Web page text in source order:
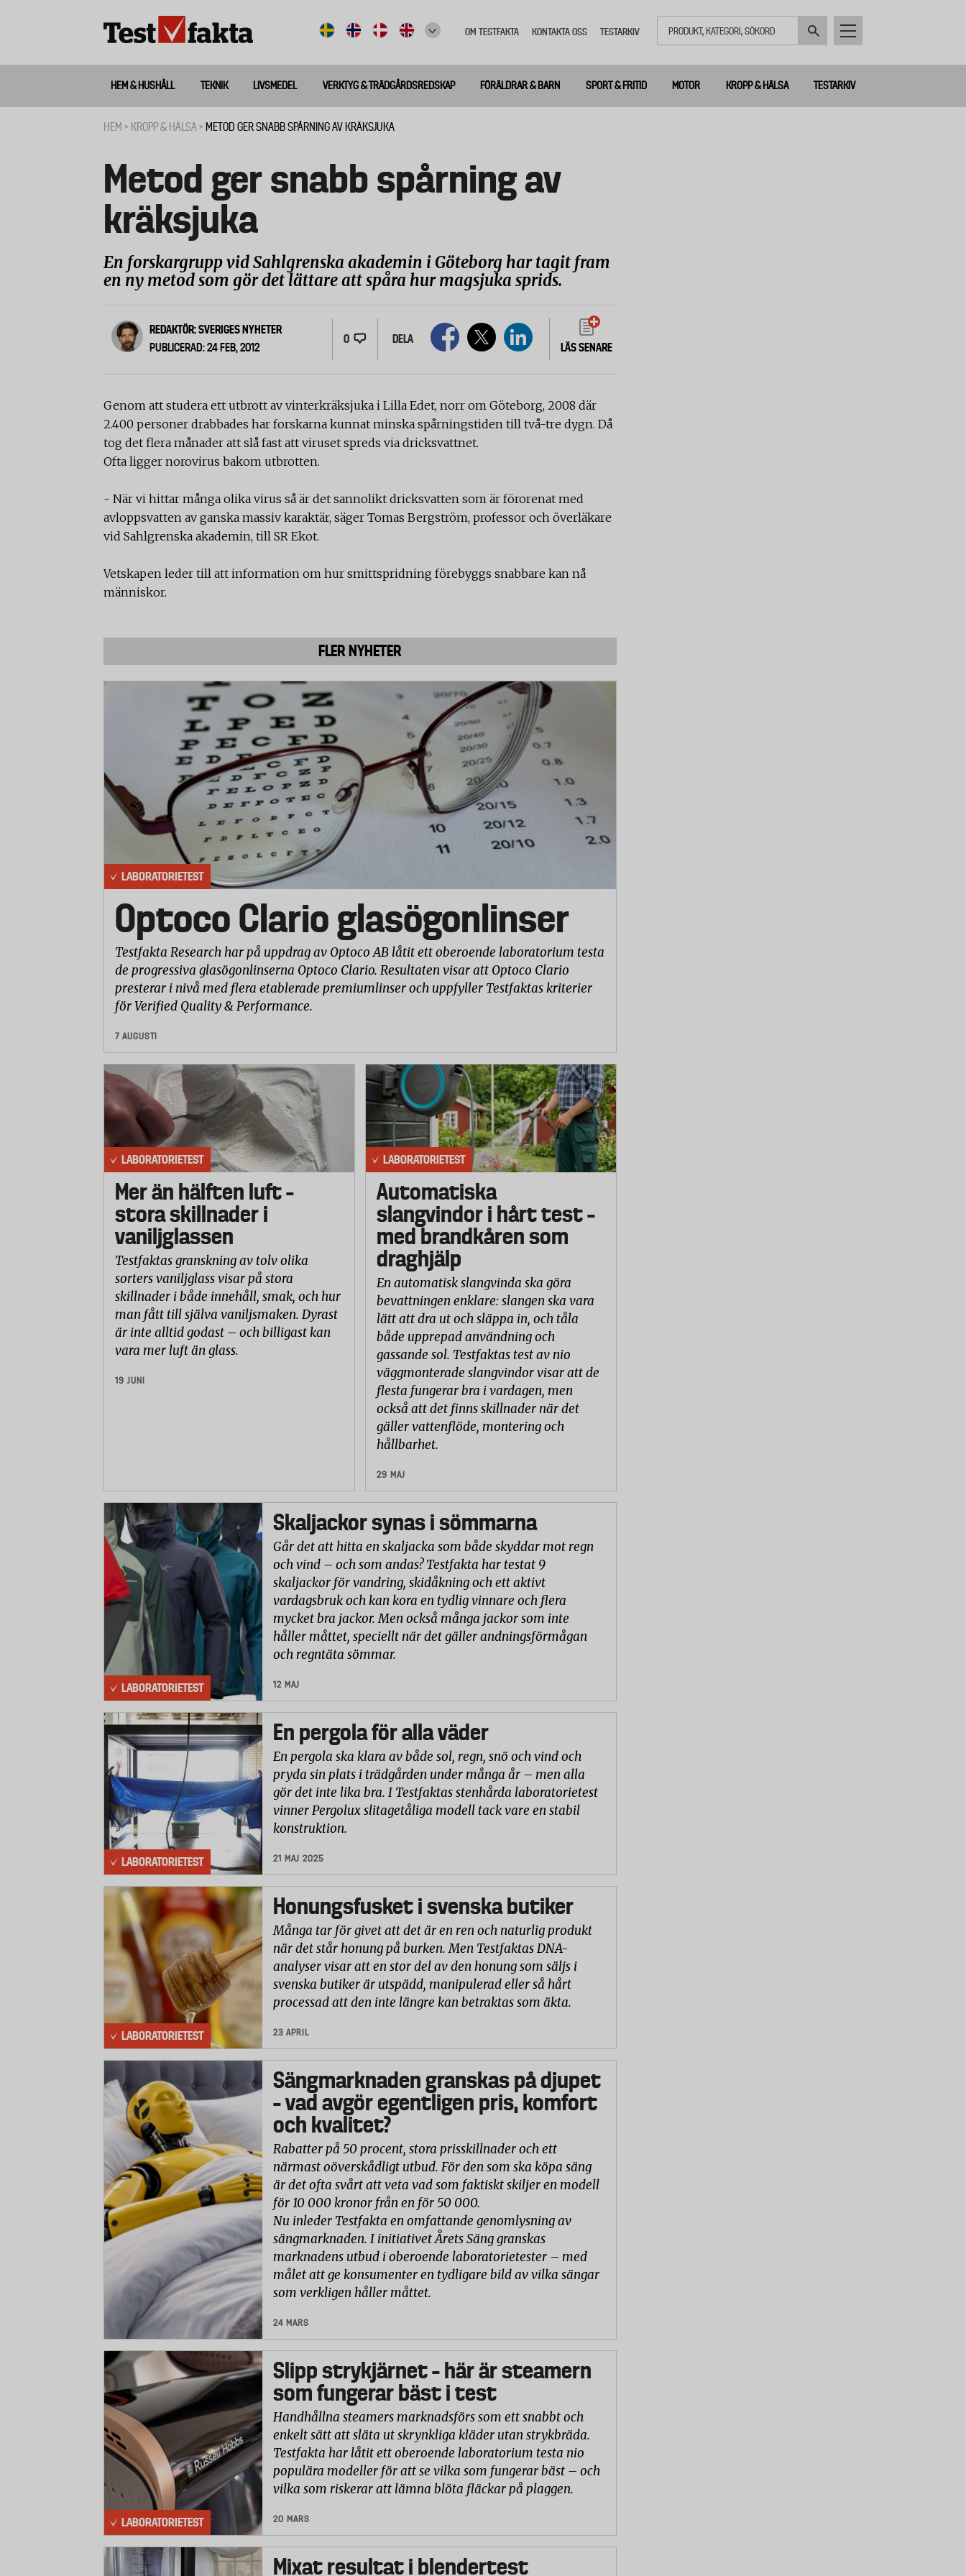
meny
OM TESTFAKTA KONTAKTA OSS TESTARKIV
Huvudmeny
ny
HEM & HUSHÅLL TEKNIK LIVSMEDEL VERKTYG & TRÄDGÅRDSREDSKAP FÖRÄLDRAR & BARN SPORT & FRITID MOTOR KROPP & HÄLSA TESTARKIV
HEM KROPP & HÄLSA METOD GER SNABB SPÅRNING AV KRÄKSJUKA
Metod ger snabb spårning av
kräksjuka
En forskargrupp vid Sahlgrenska akademin i Göteborg har tagit fram
en ny metod som gör det lättare att spåra hur magsjuka sprids.
REDAKTÖR: SVERIGES NYHETER
PUBLICERAD: 24 FEB, 2012
0 DELA
LÄS SENARE
Genom att studera ett utbrott av vinterkräksjuka i Lilla Edet, norr om Göteborg, 2008 där
2.400 personer drabbades har forskarna kunnat minska spårningstiden till två-tre dygn. Då
tog det flera månader att slå fast att viruset spreds via dricksvattnet.
Ofta ligger norovirus bakom utbrotten.
- När vi hittar många olika virus så är det sannolikt dricksvatten som är förorenat med
avloppsvatten av ganska massiv karaktär, säger Tomas Bergström, professor och överläkare
vid Sahlgrenska akademin, till SR Ekot.
Vetskapen leder till att information om hur smittspridning förebyggs snabbare kan nå
människor.
FLER NYHETER
LABORATORIETEST
Optoco Clario glasögonlinser
Testfakta Research har på uppdrag av Optoco AB låtit ett oberoende laboratorium testa
de progressiva glasögonlinserna Optoco Clario. Resultaten visar att Optoco Clario
presterar i nivå med flera etablerade premiumlinser och uppfyller Testfaktas kriterier
för Verified Quality & Performance.
7 AUGUSTI
LABORATORIETEST
Mer än hälften luft –
stora skillnader i
vaniljglassen
Testfaktas granskning av tolv olika
sorters vaniljglass visar på stora
skillnader i både innehåll, smak, och hur
man fått till själva vaniljsmaken. Dyrast
är inte alltid godast – och billigast kan
vara mer luft än glass.
19 JUNI
LABORATORIETEST
Automatiska
slangvindor i hårt test –
med brandkåren som
draghjälp
En automatisk slangvinda ska göra
bevattningen enklare: slangen ska vara
lätt att dra ut och släppa in, och tåla
både upprepad användning och
gassande sol. Testfaktas test av nio
väggmonterade slangvindor visar att de
flesta fungerar bra i vardagen, men
också att det finns skillnader när det
gäller vattenflöde, montering och
hållbarhet.
29 MAJ
LABORATORIETEST
Skaljackor synas i sömmarna
Går det att hitta en skaljacka som både skyddar mot regn
och vind – och som andas? Testfakta har testat 9
skaljackor för vandring, skidåkning och ett aktivt
vardagsbruk och kan kora en tydlig vinnare och flera
mycket bra jackor. Men också många jackor som inte
håller måttet, speciellt när det gäller andningsförmågan
och regntäta sömmar.
12 MAJ
LABORATORIETEST
En pergola för alla väder
En pergola ska klara av både sol, regn, snö och vind och
pryda sin plats i trädgården under många år – men alla
gör det inte lika bra. I Testfaktas stenhårda laboratorietest
vinner Pergolux slitagetåliga modell tack vare en stabil
konstruktion.
21 MAJ 2025
LABORATORIETEST
Honungsfusket i svenska butiker
Många tar för givet att det är en ren och naturlig produkt
när det står honung på burken. Men Testfaktas DNA-
analyser visar att en stor del av den honung som säljs i
svenska butiker är utspädd, manipulerad eller så hårt
processad att den inte längre kan betraktas som äkta.
23 APRIL
Sängmarknaden granskas på djupet
– vad avgör egentligen pris, komfort
och kvalitet?
Rabatter på 50 procent, stora prisskillnader och ett
närmast oöverskådligt utbud. För den som ska köpa säng
är det ofta svårt att veta vad som faktiskt skiljer en modell
för 10 000 kronor från en för 50 000.
Nu inleder Testfakta en omfattande genomlysning av
sängmarknaden. I initiativet Årets Säng granskas
marknadens utbud i oberoende laboratorietester – med
målet att ge konsumenter en tydligare bild av vilka sängar
som verkligen håller måttet.
24 MARS
LABORATORIETEST
Slipp strykjärnet – här är steamern
som fungerar bäst i test
Handhållna steamers marknadsförs som ett snabbt och
enkelt sätt att släta ut skrynkliga kläder utan strykbräda.
Testfakta har låtit ett oberoende laboratorium testa nio
populära modeller för att se vilka som fungerar bäst – och
vilka som riskerar att lämna blöta fläckar på plaggen.
20 MARS
Mixat resultat i blendertest